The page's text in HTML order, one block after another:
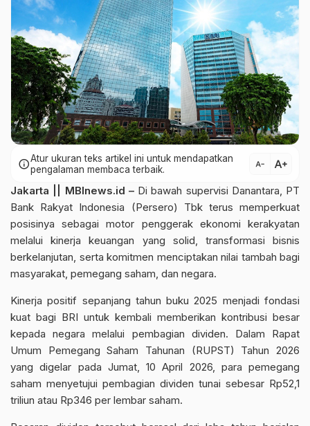
infoAtur ukuran teks artikel ini untuk mendapatkan
pengalaman membaca terbaik.
text_decrease text_increase
Jakarta || MBInews.id –Di bawah supervisi Danantara, PT
Bank Rakyat Indonesia (Persero) Tbk terus memperkuat
posisinya sebagai motor penggerak ekonomi kerakyatan
melalui kinerja keuangan yang solid, transformasi bisnis
berkelanjutan, serta komitmen menciptakan nilai tambah bagi
masyarakat, pemegang saham, dan negara.
Kinerja positif sepanjang tahun buku 2025 menjadi fondasi
kuat bagi BRI untuk kembali memberikan kontribusi besar
kepada negara melalui pembagian dividen. Dalam Rapat
Umum Pemegang Saham Tahunan (RUPST) Tahun 2026
yang digelar pada Jumat, 10 April 2026, para pemegang
saham menyetujui pembagian dividen tunai sebesar Rp52,1
triliun atau Rp346 per lembar saham.